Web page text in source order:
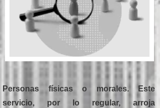
Personas físicas o morales. Este
servicio, por lo regular, arroja